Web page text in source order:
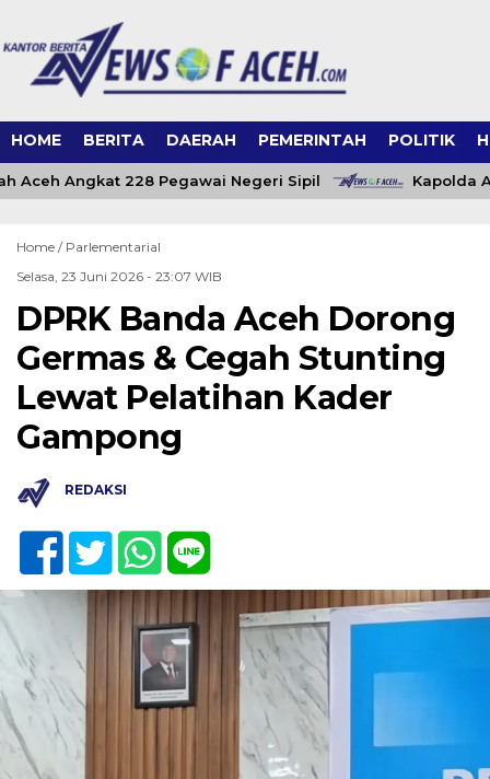
HOME BERITA DAERAH PEMERINTAH POLITIK
Aceh Angkat 228 Pegawai Negeri Sipil Kapolda
Home / Parlementarial
Selasa, 23 Juni 2026 - 23:07 WIB
DPRK Banda Aceh Dorong
Germas & Cegah Stunting
Lewat Pelatihan Kader
Gampong
REDAKSI